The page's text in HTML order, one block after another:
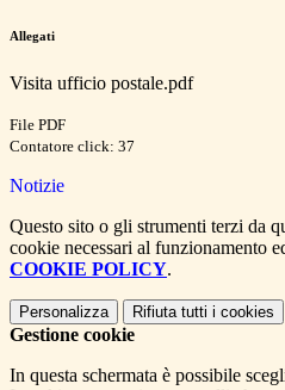
Allegati
Visita ufficio postale.pdf
File PDF
Contatore click: 37
Notizie
Questo sito o gli strumenti terzi da
cookie necessari al funzionamento
COOKIE POLICY.
Personalizza Rifiuta tutti i cookies
Gestione cookie
In questa schermata è possibile